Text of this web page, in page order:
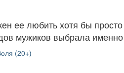
ее любить хотя бы просто
мужиков выбрала именно
(20+)